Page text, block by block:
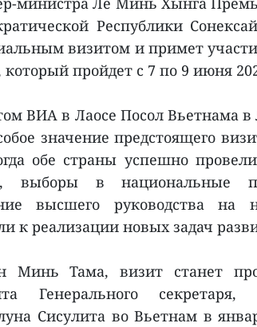
Республики
визитом и примет
пройдет с 7 по 9 июня
ВИА в Лаосе Посол Вьетнама в
значение предстоящего
обе страны успешно
выборы в национальные
высшего руководства на
к реализации новых задач
Минь Тама, визит станет
Генерального секретаря,
Сисулита во Вьетнам в